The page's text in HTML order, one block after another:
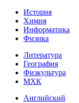
История
Химия
Информатика
Физика
Литература
География
Физкультура
МХК
Английский